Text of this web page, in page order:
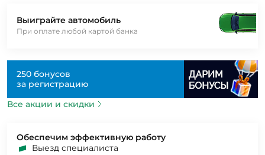
Выиграйте автомобиль
При оплате любой картой банка
250 бонусов
за регистрацию
Все акции и скидки
Обеспечим эффективную работу
Выезд специалиста